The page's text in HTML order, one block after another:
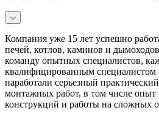
Компания уже 15 лет успешно
печей, котлов, каминов и
команду опытных специалистов,
квалифицированным
наработали серьезный
монтажных работ, в том числе опыт
конструкций и работы на сложных